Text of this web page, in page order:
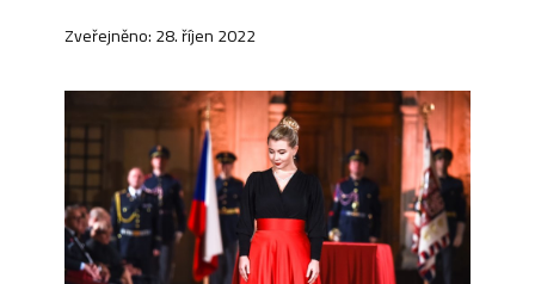
Zveřejněno: 28. říjen 2022